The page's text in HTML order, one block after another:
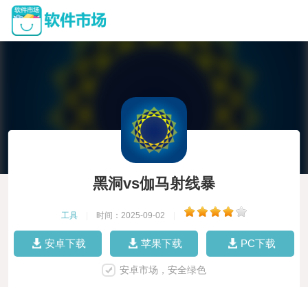
黑洞vs伽马射线暴
工具 时间：2025-09-02
安卓下载 苹果下载 PC下载
安卓市场，安全绿色